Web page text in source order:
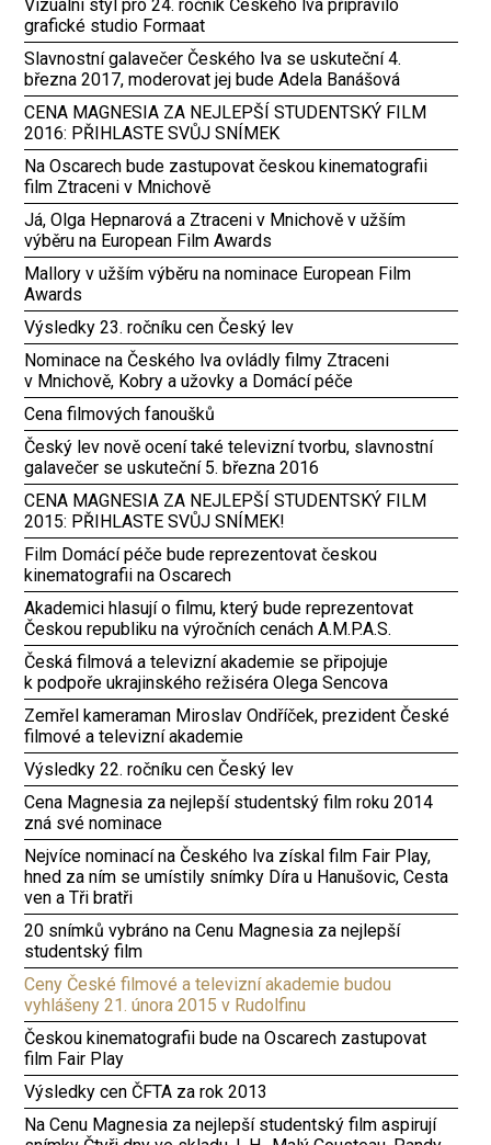
Vizuální styl pro 24. ročník Českého lva připravilo
grafické studio Formaat
Slavnostní galavečer Českého lva se uskuteční 4.
března 2017, moderovat jej bude Adela Banášová
CENA MAGNESIA ZA NEJLEPŠÍ STUDENTSKÝ FILM
2016: PŘIHLASTE SVŮJ SNÍMEK
Na Oscarech bude zastupovat českou kinematografii
film Ztraceni v Mnichově
Já, Olga Hepnarová a Ztraceni v Mnichově v užším
výběru na European Film Awards
Mallory v užším výběru na nominace European Film
Awards
Výsledky 23. ročníku cen Český lev
Nominace na Českého lva ovládly filmy Ztraceni
v Mnichově, Kobry a užovky a Domácí péče
Cena filmových fanoušků
Český lev nově ocení také televizní tvorbu, slavnostní
galavečer se uskuteční 5. března 2016
CENA MAGNESIA ZA NEJLEPŠÍ STUDENTSKÝ FILM
2015: PŘIHLASTE SVŮJ SNÍMEK!
Film Domácí péče bude reprezentovat českou
kinematografii na Oscarech
Akademici hlasují o filmu, který bude reprezentovat
Českou republiku na výročních cenách A.M.P.A.S.
Česká filmová a televizní akademie se připojuje
k podpoře ukrajinského režiséra Olega Sencova
Zemřel kameraman Miroslav Ondříček, prezident České
filmové a televizní akademie
Výsledky 22. ročníku cen Český lev
Cena Magnesia za nejlepší studentský film roku 2014
zná své nominace
Nejvíce nominací na Českého lva získal film Fair Play,
hned za ním se umístily snímky Díra u Hanušovic, Cesta
ven a Tři bratři
20 snímků vybráno na Cenu Magnesia za nejlepší
studentský film
Ceny České filmové a televizní akademie budou
vyhlášeny 21. února 2015 v Rudolfinu
Českou kinematografii bude na Oscarech zastupovat
film Fair Play
Výsledky cen ČFTA za rok 2013
Na Cenu Magnesia za nejlepší studentský film aspirují